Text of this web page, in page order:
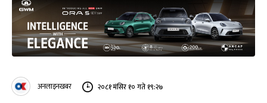
अनलाइनखबर २०८१ मंसिर १० गते १९:२७